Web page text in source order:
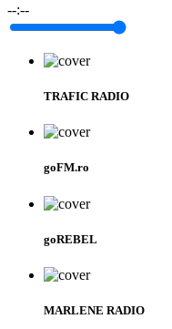
--:--
TRAFIC RADIO
goFM.ro
goREBEL
MARLENE RADIO